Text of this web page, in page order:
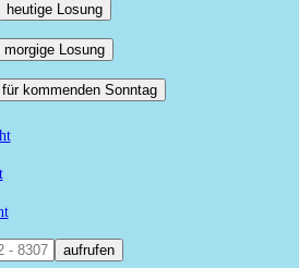
heutige Losung
morgige Losung
für kommenden Sonntag
aufrufen